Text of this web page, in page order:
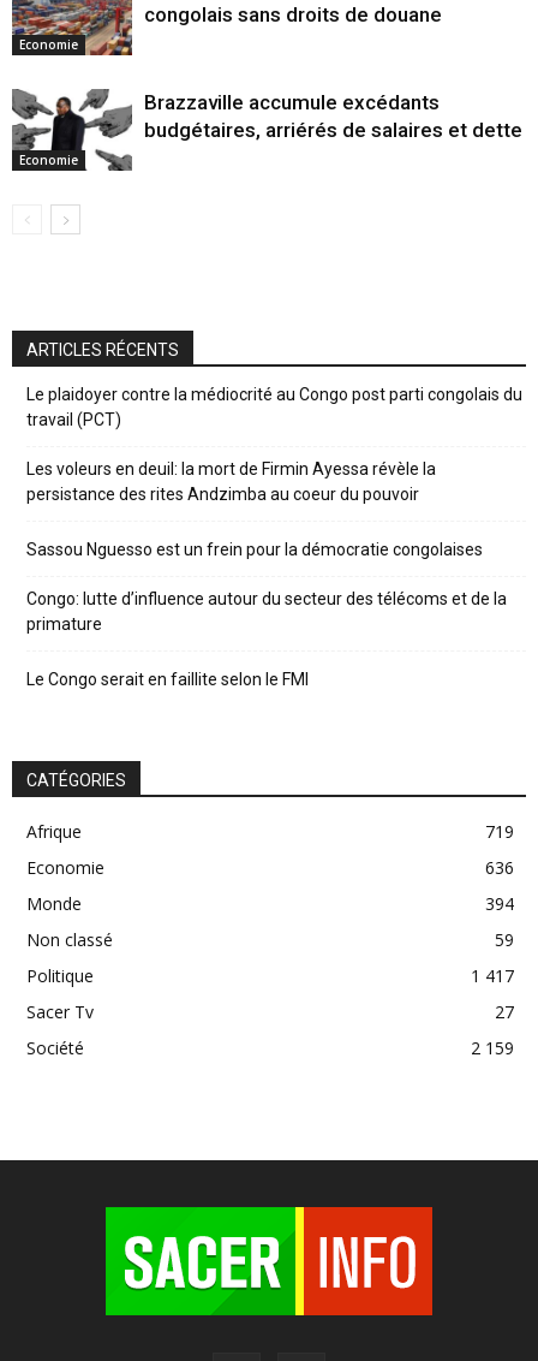
Economie
congolais sans droits de douane
Economie
Brazzaville accumule excédants
budgétaires, arriérés de salaires et dette
ARTICLES RÉCENTS
Le plaidoyer contre la médiocrité au Congo post parti congolais du
travail (PCT)
Les voleurs en deuil: la mort de Firmin Ayessa révèle la
persistance des rites Andzimba au coeur du pouvoir
Sassou Nguesso est un frein pour la démocratie congolaises
Congo: lutte d’influence autour du secteur des télécoms et de la
primature
Le Congo serait en faillite selon le FMI
CATÉGORIES
Afrique
719
Economie
636
Monde
394
Non classé
59
Politique
1 417
Sacer Tv
27
Société
2 159